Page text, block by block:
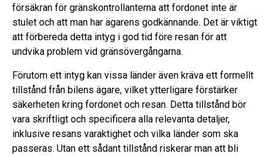
försäkran för gränskontrollanterna att fordonet inte är
stulet och att man har ägarens godkännande. Det är viktigt
att förbereda detta intyg i god tid före resan för att
undvika problem vid gränsövergångarna.
Förutom ett intyg kan vissa länder även kräva ett formellt
tillstånd från bilens ägare, vilket ytterligare förstärker
säkerheten kring fordonet och resan. Detta tillstånd bör
vara skriftligt och specificera alla relevanta detaljer,
inklusive resans varaktighet och vilka länder som ska
passeras. Utan ett sådant tillstånd riskerar man att bli